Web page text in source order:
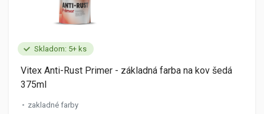
Skladom: 5+ ks
Vitex Anti-Rust Primer - základná farba na kov šedá
375ml
zakladné farby